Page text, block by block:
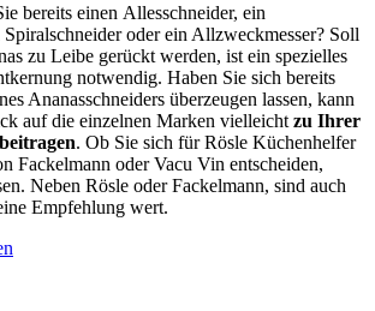
bereits einen Allesschneider, ein
Spiralschneider oder ein Allzweckmesser? Soll
zu Leibe gerückt werden, ist ein spezielles
notwendig. Haben Sie sich bereits
Ananasschneiders überzeugen lassen, kann
auf die einzelnen Marken vielleicht zu Ihrer
. Ob Sie sich für Rösle Küchenhelfer
Fackelmann oder Vacu Vin entscheiden,
Neben Rösle oder Fackelmann, sind auch
Empfehlung wert.